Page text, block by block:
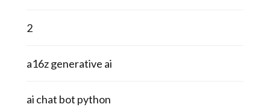
2
a16z generative ai
ai chat bot python